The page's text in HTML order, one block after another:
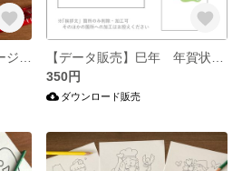
350円
ダウンロード販売